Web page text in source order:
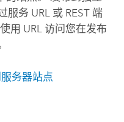
务 URL 或 REST 端
用 URL 访问您在发布
务器站点